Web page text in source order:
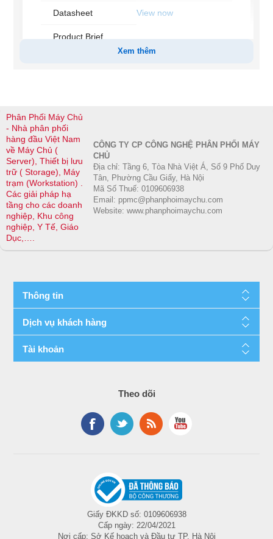
Datasheet View now
Product Brief View now
Max Memory Size
(dependent on
memory type)
Memory Types DDR4-2400
Maximum Memory
Speed
2400 MHz
Max # of Memory
Channels
6
Expansion Options
Scalability 2S
PCI Express
Revision
3.0
Max # of PCI
Express Lanes
48
Package Specifications
Sockets
Supported
FCLGA3647
Package Size
Advanced Technologies
Xem thêm
Phân Phối Máy Chủ
- Nhà phân phối
hàng đầu Việt Nam
về Máy Chủ (
Server), Thiết bị lưu
trữ ( Storage), Máy
trạm (Workstation) .
Các giải pháp hạ
tầng cho các doanh
nghiệp, Khu công
nghiệp, Y Tế, Giáo
Dục,….
CÔNG TY CP CÔNG NGHỆ PHÂN PHỐI MÁY
CHỦ
Địa chỉ: Tầng 6, Tòa Nhà Việt Á, Số 9 Phố Duy
Tân, Phường Cầu Giấy, Hà Nội
Mã Số Thuế: 0109606938
Email: ppmc@phanphoimaychu.com
Website: www.phanphoimaychu.com
Thông tin
Dịch vụ khách hàng
Tài khoản
Theo dõi
Giấy ĐKKD số: 0109606938
Cấp ngày: 22/04/2021
Nơi cấp: Sở Kế hoạch và Đầu tư TP. Hà Nội